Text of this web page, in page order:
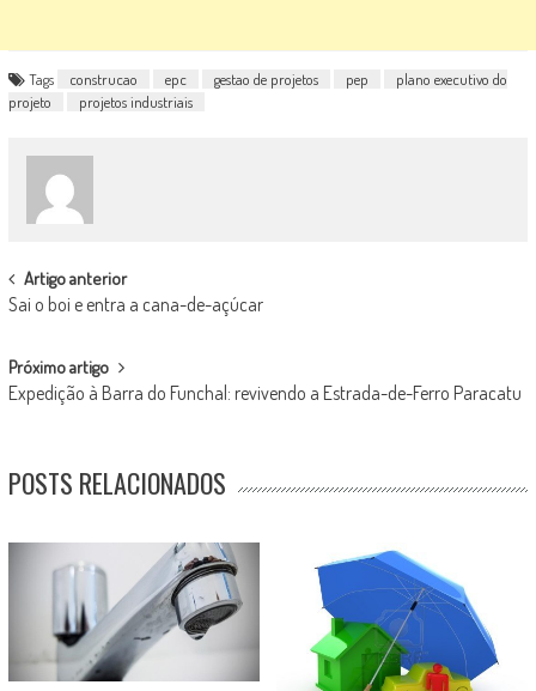
Tags construcao epc gestao de projetos pep
plano executivo do
projeto
projetos industriais
POST
NAVIGATION
Artigo anterior
Sai o boi e entra a cana-de-açúcar
Próximo artigo
Expedição à Barra do Funchal: revivendo a Estrada-de-Ferro Paracatu
POSTS RELACIONADOS